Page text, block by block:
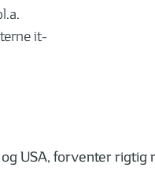
it-
USA, forventer